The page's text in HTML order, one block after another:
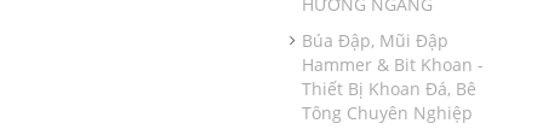
Búa Đập, Mũi Đập
Hammer & Bit Khoan -
Thiết Bị Khoan Đá, Bê
Tông Chuyên Nghiệp